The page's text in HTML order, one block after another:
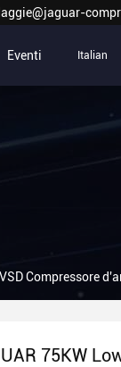
Eventi Italian
Compressore
75KW